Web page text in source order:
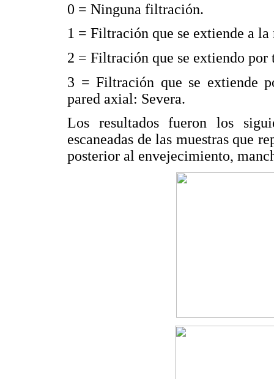
0 = Ninguna filtración.
1 = Filtración que se extiende a
2 = Filtración que se extiendo
3 = Filtración que se extiende
pared axial: Severa.
Los resultados fueron los
escaneadas de las muestras que
posterior al envejecimiento,